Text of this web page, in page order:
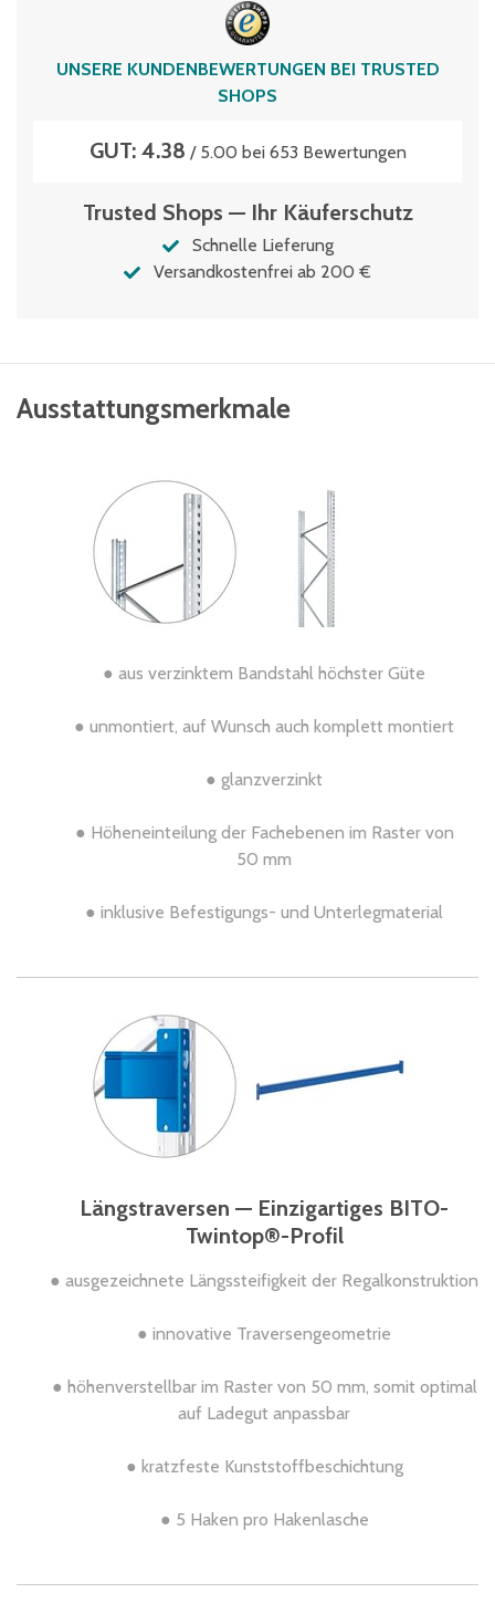
vormontiert
UNSERE KUNDENBEWERTUNGEN BEI TRUSTED
SHOPS
GUT: 4.38 / 5.00 bei 653 Bewertungen
Trusted Shops — Ihr Käuferschutz
Schnelle Lieferung
Versandkostenfrei ab 200 €
Ausstattungsmerkmale
● aus verzinktem Bandstahl höchster Güte
● unmontiert, auf Wunsch auch komplett montiert
● glanzverzinkt
● Höheneinteilung der Fachebenen im Raster von
50 mm
● inklusive Befestigungs- und Unterlegmaterial
Längstraversen — Einzigartiges BITO-
Twintop®-Profil
● ausgezeichnete Längssteifigkeit der Regalkonstruktion
● innovative Traversengeometrie
● höhenverstellbar im Raster von 50 mm, somit optimal
auf Ladegut anpassbar
● kratzfeste Kunststoffbeschichtung
● 5 Haken pro Hakenlasche